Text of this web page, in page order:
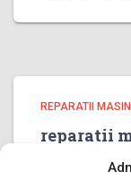
REPARATII
reparatii
PRAHOVA